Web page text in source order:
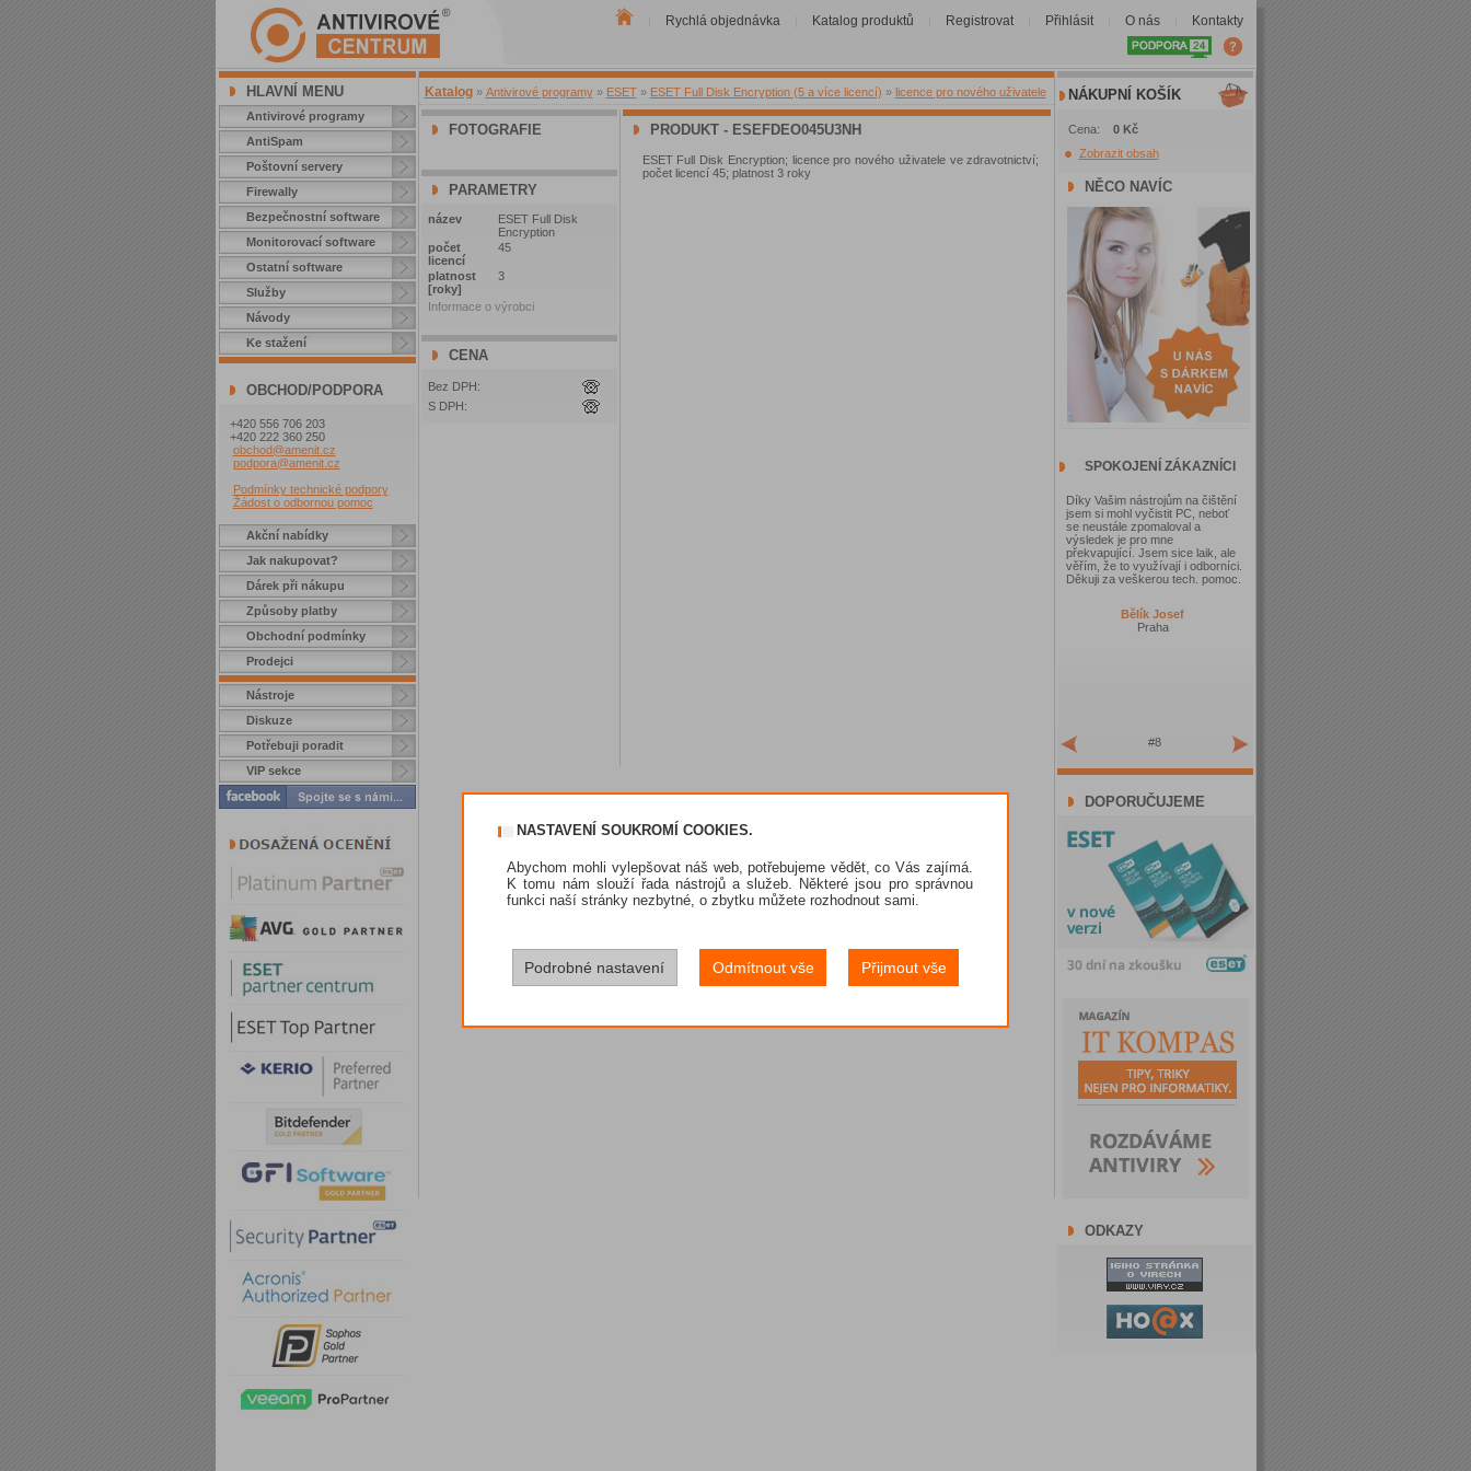
Rychlá objednávka Katalog produktů Registrovat Přihlásit O nás Kontakty
HLAVNÍ MENU
Antivirové programy
AntiSpam
Poštovní servery
Firewally
Bezpečnostní software
Monitorovací software
Ostatní software
Služby
Návody
Ke stažení
OBCHOD/PODPORA
+420 556 706 203
+420 222 360 250
obchod@amenit.cz
podpora@amenit.cz
Podmínky technické podpory
Žádost o odbornou pomoc
Akční nabídky
Jak nakupovat?
Dárek při nákupu
Způsoby platby
Obchodní podmínky
Prodejci
Nástroje
Diskuze
Potřebuji poradit
VIP sekce
Katalog » Antivirové programy » ESET » ESET Full Disk Encryption (5 a více licencí) » licence pro nového uživatele
FOTOGRAFIE
PARAMETRY
název
ESET Full Disk
Encryption
počet
licencí
45
platnost
[roky]
3
Informace o výrobci
CENA
Bez DPH:
S DPH:
PRODUKT - ESEFDEO045U3NH
ESET Full Disk Encryption; licence pro nového uživatele ve zdravotnictví;
počet licencí 45; platnost 3 roky
NÁKUPNÍ KOŠÍK
Cena: 0 Kč
Zobrazit obsah
NĚCO NAVÍC
SPOKOJENÍ ZÁKAZNÍCI
Díky Vašim nástrojům na čištění
jsem si mohl vyčistit PC, neboť
se neustále zpomaloval a
výsledek je pro mne
překvapující. Jsem sice laik, ale
věřím, že to využívají i odborníci.
Děkuji za veškerou tech. pomoc.
Bělík Josef
Praha
#8
DOPORUČUJEME
ODKAZY
NASTAVENÍ SOUKROMÍ COOKIES.
Abychom mohli vylepšovat náš web, potřebujeme vědět, co Vás zajímá.
K tomu nám slouží řada nástrojů a služeb. Některé jsou pro správnou
funkci naší stránky nezbytné, o zbytku můžete rozhodnout sami.
Podrobné nastavení Odmítnout vše Přijmout vše